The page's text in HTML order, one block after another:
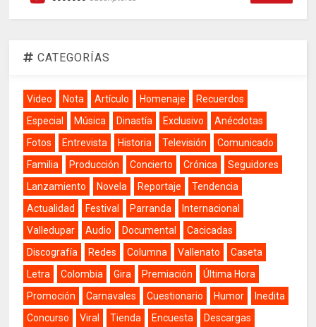
CATEGORÍAS
Video Nota Artículo Homenaje
Recuerdos
Especial
Música Dinastía Exclusivo
Anécdotas
Fotos
Entrevista Historia Televisión
Comunicado
Familia
Producción Concierto Crónica
Seguidores
Lanzamiento
Novela Reportaje
Tendencia
Actualidad
Festival Parranda
Internacional
Valledupar
Audio Documental
Cacicadas
Discografía
Redes Columna Vallenato
Caseta
Letra
Colombia Gira Premiación
Última Hora
Promoción
Carnavales Cuestionario Humor
Inedita
Concurso
Viral Tienda Encuesta
Descargas